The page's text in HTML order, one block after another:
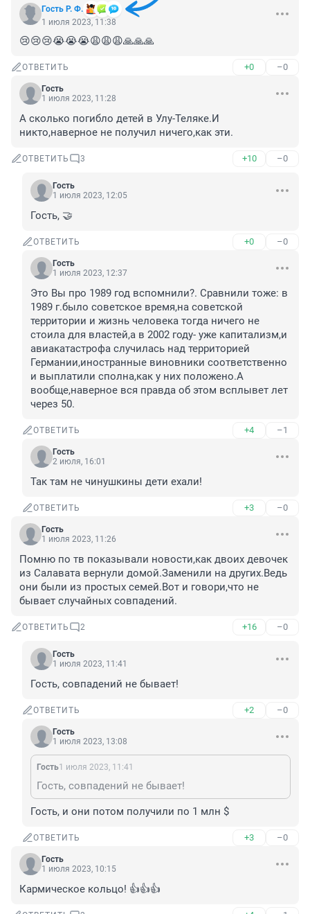
Гость Р. Ф.
1 июля 2023, 11:38
😢😢😢😭😭😭😩😩😩🙏🙏🙏
ОТВЕТИТЬ +0 –0
Гость
1 июля 2023, 11:28
А сколько погибло детей в Улу-Теляке.И
никто,наверное не получил ничего,как эти.
ОТВЕТИТЬ 3 +10 –0
Гость
1 июля 2023, 12:05
Гость, 🤝
ОТВЕТИТЬ +0 –0
Гость
1 июля 2023, 12:37
Это Вы про 1989 год вспомнили?. Сравнили тоже: в
1989 г.было советское время,на советской
территории и жизнь человека тогда ничего не
стоила для властей,а в 2002 году- уже капитализм,и
авиакатастрофа случилась над территорией
Германии,иностранные виновники соответственно
и выплатили сполна,как у них положено.А
вообще,наверное вся правда об этом всплывет лет
через 50.
ОТВЕТИТЬ +4 –1
Гость
2 июля, 16:01
Так там не чинушкины дети ехали!
ОТВЕТИТЬ +3 –0
Гость
1 июля 2023, 11:26
Помню по тв показывали новости,как двоих девочек
из Салавата вернули домой.Заменили на других.Ведь
они были из простых семей.Вот и говори,что не
бывает случайных совпадений.
ОТВЕТИТЬ 2 +16 –0
Гость
1 июля 2023, 11:41
Гость, совпадений не бывает!
ОТВЕТИТЬ +2 –0
Гость
1 июля 2023, 13:08
Гость1 июля 2023, 11:41
Гость, совпадений не бывает!
Гость, и они потом получили по 1 млн $
ОТВЕТИТЬ +3 –0
Гость
1 июля 2023, 10:15
Кармическое кольцо! 👍👍👍